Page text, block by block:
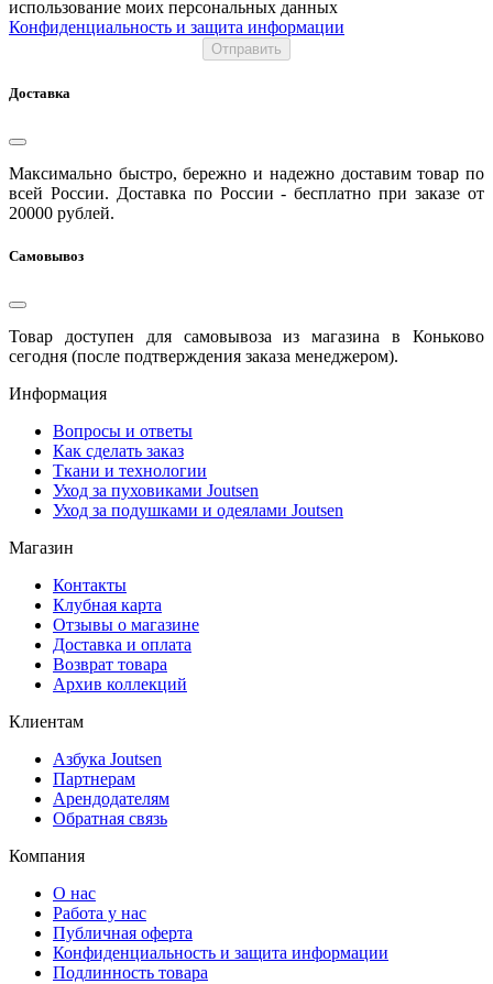
использование моих персональных данных
Конфиденциальность и защита информации
Отправить
Доставка
Максимально быстро, бережно и надежно доставим товар по
всей России. Доставка по России - бесплатно при заказе от
20000 рублей.
Самовывоз
Товар доступен для самовывоза из магазина в Коньково
сегодня (после подтверждения заказа менеджером).
Информация
Вопросы и ответы
Как сделать заказ
Ткани и технологии
Уход за пуховиками Joutsen
Уход за подушками и одеялами Joutsen
Магазин
Контакты
Клубная карта
Отзывы о магазине
Доставка и оплата
Возврат товара
Архив коллекций
Клиентам
Азбука Joutsen
Партнерам
Арендодателям
Обратная связь
Компания
О нас
Работа у нас
Публичная оферта
Конфиденциальность и защита информации
Подлинность товара